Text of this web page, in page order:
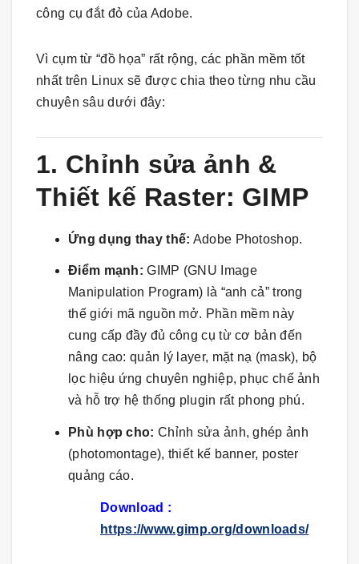
công cụ đắt đỏ của Adobe.
Vì cụm từ “đồ họa” rất rộng, các phần mềm tốt
nhất trên Linux sẽ được chia theo từng nhu cầu
chuyên sâu dưới đây:
1. Chỉnh sửa ảnh &
Thiết kế Raster: GIMP
Ứng dụng thay thế: Adobe Photoshop.
Điểm mạnh: GIMP (GNU Image
Manipulation Program) là “anh cả” trong
thế giới mã nguồn mở. Phần mềm này
cung cấp đầy đủ công cụ từ cơ bản đến
nâng cao: quản lý layer, mặt nạ (mask), bộ
lọc hiệu ứng chuyên nghiệp, phục chế ảnh
và hỗ trợ hệ thống plugin rất phong phú.
Phù hợp cho: Chỉnh sửa ảnh, ghép ảnh
(photomontage), thiết kế banner, poster
quảng cáo.
Download :
https://www.gimp.org/downloads/